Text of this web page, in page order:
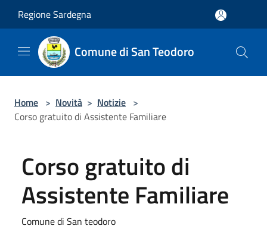
Regione Sardegna
Comune di San Teodoro
Home > Novità > Notizie >
Corso gratuito di Assistente Familiare
Corso gratuito di
Assistente Familiare
Comune di San teodoro